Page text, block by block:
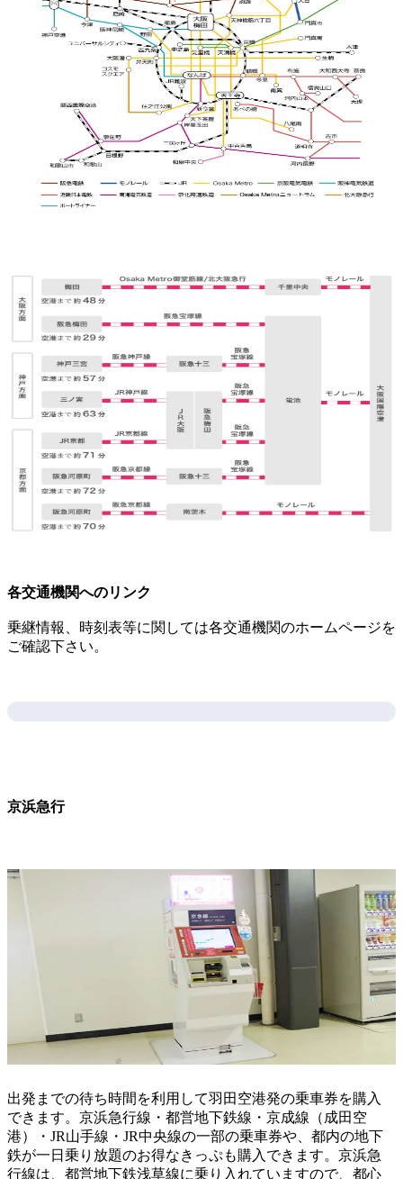
各交通機関へのリンク
乗継情報、時刻表等に関しては各交通機関のホームページを
ご確認下さい。
京浜急行
出発までの待ち時間を利用して羽田空港発の乗車券を購入
できます。京浜急行線・都営地下鉄線・京成線（成田空
港）・JR山手線・JR中央線の一部の乗車券や、都内の地下
鉄が一日乗り放題のお得なきっぷも購入できます。京浜急
行線は、都営地下鉄浅草線に乗り入れていますので、都心